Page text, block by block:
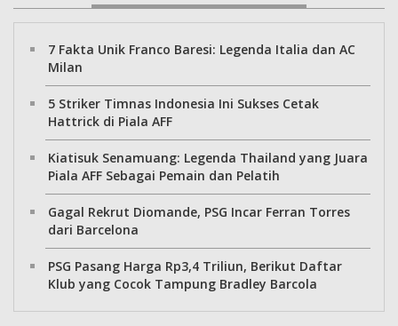
7 Fakta Unik Franco Baresi: Legenda Italia dan AC
Milan
5 Striker Timnas Indonesia Ini Sukses Cetak
Hattrick di Piala AFF
Kiatisuk Senamuang: Legenda Thailand yang Juara
Piala AFF Sebagai Pemain dan Pelatih
Gagal Rekrut Diomande, PSG Incar Ferran Torres
dari Barcelona
PSG Pasang Harga Rp3,4 Triliun, Berikut Daftar
Klub yang Cocok Tampung Bradley Barcola